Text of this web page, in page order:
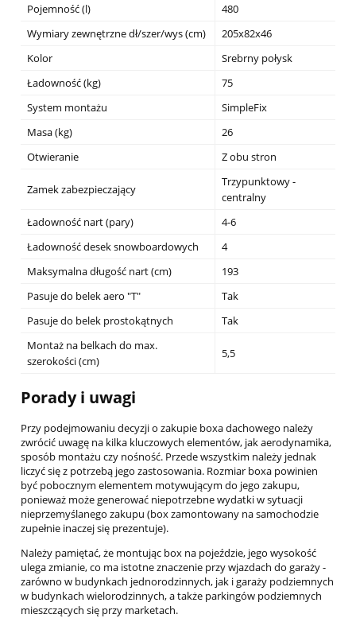
Pojemność (l)
480
Wymiary zewnętrzne dł/szer/wys (cm)
205x82x46
Kolor
Srebrny połysk
Ładowność (kg)
75
System montażu
SimpleFix
Masa (kg)
26
Otwieranie
Z obu stron
Zamek zabezpieczający
Trzypunktowy -
centralny
Ładowność nart (pary)
4-6
Ładowność desek snowboardowych
4
Maksymalna długość nart (cm)
193
Pasuje do belek aero "T"
Tak
Pasuje do belek prostokątnych
Tak
Montaż na belkach do max.
szerokości (cm)
5,5
Porady i uwagi
Przy podejmowaniu decyzji o zakupie boxa dachowego należy
zwrócić uwagę na kilka kluczowych elementów, jak aerodynamika,
sposób montażu czy nośność. Przede wszystkim należy jednak
liczyć się z potrzebą jego zastosowania. Rozmiar boxa powinien
być pobocznym elementem motywującym do jego zakupu,
ponieważ może generować niepotrzebne wydatki w sytuacji
nieprzemyślanego zakupu (box zamontowany na samochodzie
zupełnie inaczej się prezentuje).
Należy pamiętać, że montując box na pojeździe, jego wysokość
ulega zmianie, co ma istotne znaczenie przy wjazdach do garaży -
zarówno w budynkach jednorodzinnych, jak i garaży podziemnych
w budynkach wielorodzinnych, a także parkingów podziemnych
mieszczących się przy marketach.